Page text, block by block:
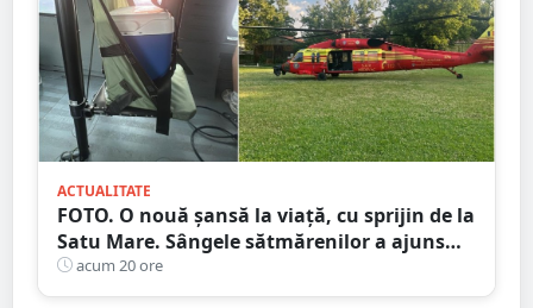
ACTUALITATE
FOTO. O nouă șansă la viață, cu sprijin de la
Satu Mare. Sângele sătmărenilor a ajuns
într-o misiune contra cronometru pentru
un transplant hepatic
acum 20 ore